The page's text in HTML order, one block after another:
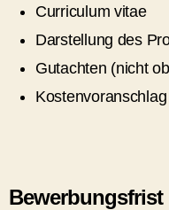
Curriculum vitae
Darstellung des
Gutachten (nicht
Bewerbungsfrist